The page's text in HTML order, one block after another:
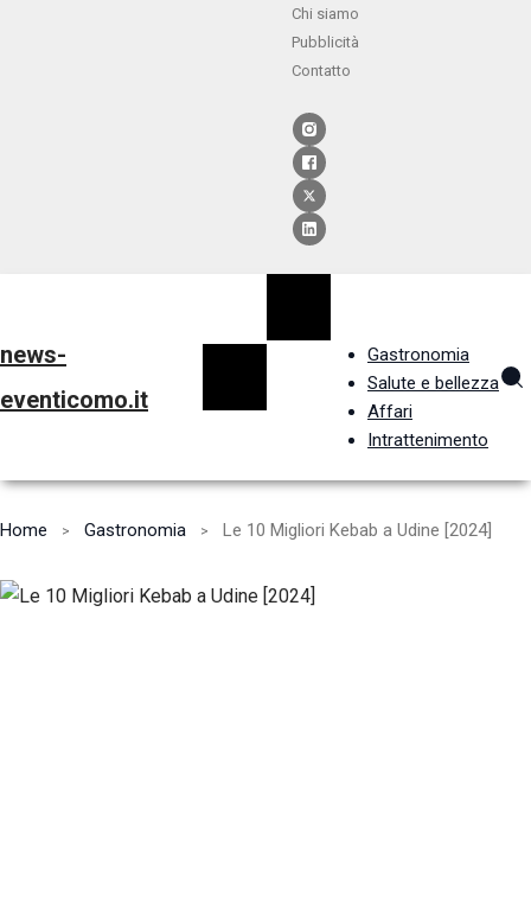
Chi siamo
Pubblicità
Contatto
news-
eventicomo.it
Gastronomia
Salute e bellezza
Affari
Intrattenimento
Home Gastronomia Le 10 Migliori Kebab a Udine [2024]